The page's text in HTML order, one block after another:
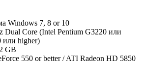
Windows 7, 8 or 10
Dual Core (Intel Pentium G3220 или
или higher)
2 GB
550 or better / ATI Radeon HD 5850